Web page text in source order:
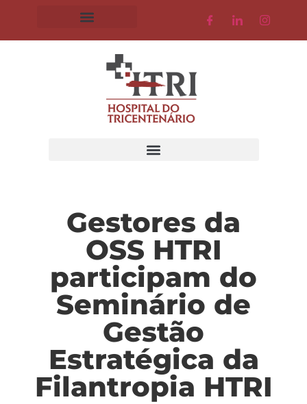
Gestores da
OSS HTRI
participam do
Seminário de
Gestão
Estratégica da
Filantropia HTRI